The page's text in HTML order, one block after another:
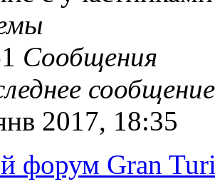
Сообщения
сообщение
2017, 18:35
форум Gran